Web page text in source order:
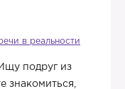
в реальности
подруг из
знакомиться,